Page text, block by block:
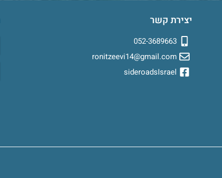
יצירת קשר
052-3689663
ronitzeevi14@gmail.com
sideroadsIsrael